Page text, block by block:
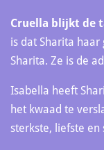
Cruella blijkt de
is dat Sharita
Sharita. Ze is de
Isabella heeft
het kwaad te
sterkste, liefste